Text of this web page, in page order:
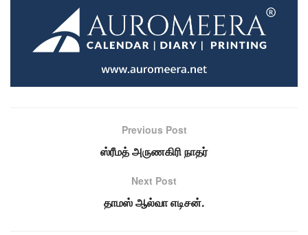
Previous Post
ஸ்ரீமத் அருணகிரி நாதர்
Next Post
தாமஸ் ஆல்வா எடிசன்.